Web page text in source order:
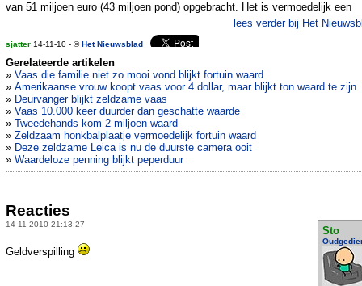
van 51 miljoen euro (43 miljoen pond) opgebracht. Het is vermoedelijk een
lees verder bij Het
sjatter 14-11-10 - ©Het Nieuwsblad
Gerelateerde artikelen
» Vaas die familie niet zo mooi vond blijkt fortuin waard
» Amerikaanse vrouw koopt vaas voor 4 dollar, maar blijkt ton waard te zijn
» Deurvanger blijkt zeldzame vaas
» Vaas 10.000 keer duurder dan geschatte waarde
» Tweedehands kom 2 miljoen waard
» Zeldzaam honkbalplaatje vermoedelijk fortuin waard
» Deze zeldzame Leica is nu de duurste camera ooit
» Waardeloze penning blijkt peperduur
Reacties
14-11-2010 21:13:27
Sto
Geldverspilling